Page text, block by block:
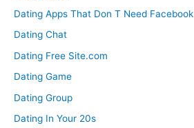
Dating Apps That Don T Need Facebook
Dating Chat
Dating Free Site.com
Dating Game
Dating Group
Dating In Your 20s